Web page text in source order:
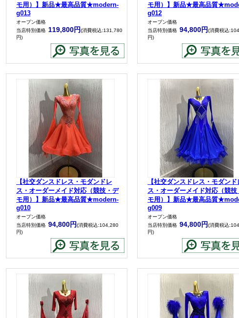
モ用）】新品★最高品質★modern-
g013
オープン価格
当店特別価格 119,800円(消費税込:131,780
円)
モ用）】新品★最高品質
g012
オープン価格
当店特別価格 94,800円(消費税込
円)
【社交ダンスドレス・モダンドレ
ス・オーダーメイド対応（競技・デ
モ用）】新品★最高品質★modern-
g010
オープン価格
当店特別価格 94,800円(消費税込:104,280
円)
【社交ダンスドレス・モダンド
ス・オーダーメイド対応（競技
モ用）】新品★最高品質
g009
オープン価格
当店特別価格 94,800円(消費税込
円)